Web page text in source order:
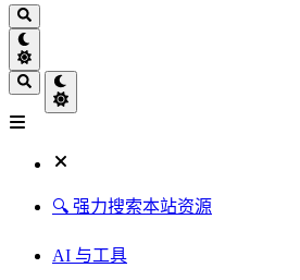
🔍 强力搜索本站资源
AI 与工具